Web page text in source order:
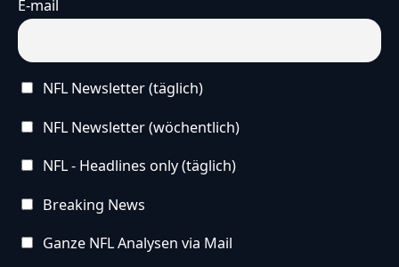
E-mail
NFL Newsletter (täglich)
NFL Newsletter (wöchentlich)
NFL - Headlines only (täglich)
Breaking News
Ganze NFL Analysen via Mail